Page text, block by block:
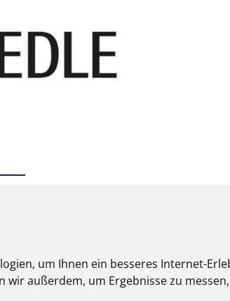
um Ihnen ein besseres Internet-
wir außerdem, um Ergebnisse zu